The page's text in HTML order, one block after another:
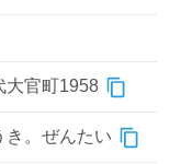
大官町1958
き。ぜんたい